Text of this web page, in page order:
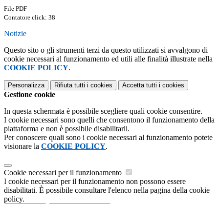
File PDF
Contatore click: 38
Notizie
Questo sito o gli strumenti terzi da questo utilizzati si avvalgono di
cookie necessari al funzionamento ed utili alle finalità illustrate nella
COOKIE POLICY.
Personalizza Rifiuta tutti i cookies Accetta tutti i cookies
Gestione cookie
In questa schermata è possibile scegliere quali cookie consentire.
I cookie necessari sono quelli che consentono il funzionamento della
piattaforma e non è possibile disabilitarli.
Per conoscere quali sono i cookie necessari al funzionamento potete
visionare la COOKIE POLICY.
Cookie necessari per il funzionamento
I cookie necessari per il funzionamento non possono essere
disabilitati. È possibile consultare l'elenco nella pagina della cookie
policy.